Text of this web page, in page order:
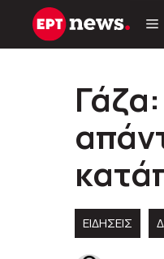
Μετάβαση
ΕΙΔΗΣΕΙΣ